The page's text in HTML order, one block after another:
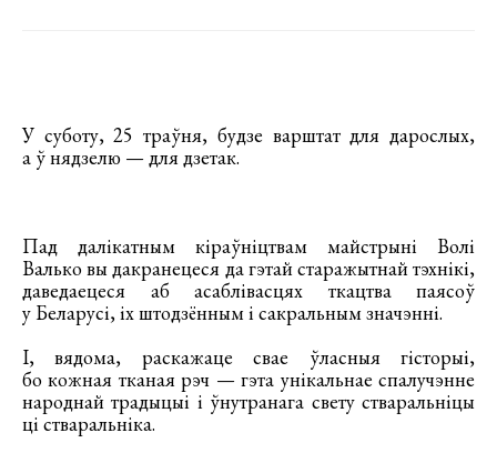
У суботу, 25 траўня, будзе варштат для дарослых,
а ў нядзелю — для дзетак.
Пад далікатным кіраўніцтвам майстрыні Волі
Валько вы дакранецеся да гэтай старажытнай тэхнікі,
даведаецеся аб асаблівасцях ткацтва паясоў
у Беларусі, іх штодзённым і сакральным значэнні.
І, вядома, раскажаце свае ўласныя гісторыі,
бо кожная тканая рэч — гэта унікальнае спалучэнне
народнай традыцыі і ўнутранага свету стваральніцы
ці стваральніка.